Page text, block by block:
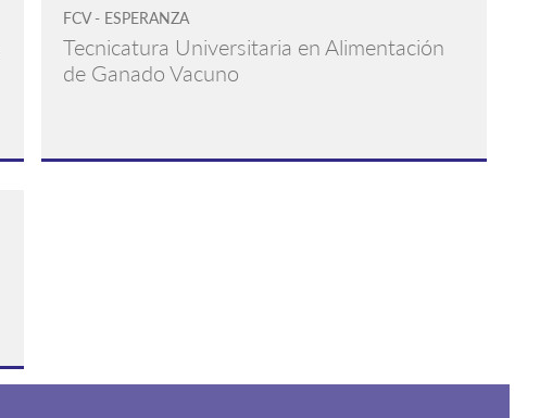
FCV - ESPERANZA
Tecnicatura Universitaria en Alimentación
de Ganado Vacuno